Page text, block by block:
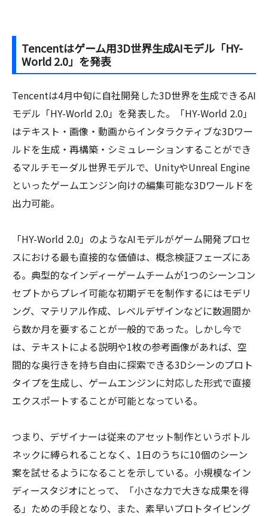
Tencentはゲーム用3D世界生成AIモデル「HY-
World 2.0」を発表
Tencentは4月中旬に自社開発した3D世界を生成できるAI
モデル「HY-World 2.0」を発表した。「HY-World 2.0」
はテキスト・画像・動画からインタラクティブな3Dワー
ルドを生成・再構築・シミュレーションすることができ
るマルチモーダル世界モデルで、UnityやUnreal Engine
といったゲームエンジン向けの編集可能な3Dワールドを
出力可能。
「HY-World 2.0」のようなAIモデルがゲーム開発プロセ
スにおける最も直接的な価値は、概念検証フェーズにあ
る。典型的なインディーゲームチームが1つのシーンコン
セプトからプレイ可能な初期デモを制作するにはモデリ
ング、マテリアル作成、レベルデザインなどに数週間か
ら数か月を要することが一般的であった。しかし今で
は、テキストによる説明や1枚の参考画像があれば、空
間的な奥行きを持ち自由に探索できる3Dシーンのプロト
タイプを生成し、ゲームエンジンに対応した形式で直接
エクスポートすることが可能となっている。
つまり、デザイナーは従来のアセット制作というボトル
ネックに縛られることなく、1日のうちに10個のシーン
案を試せるようになることを示している。小規模なイン
ディースタジオにとって、「小さな力で大きな成果を得
る」ための手段となり、また、素早いプロトタイピング